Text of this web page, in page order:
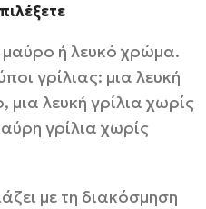
μαύρο ή λευκό χρώμα.
γρίλιας: μια λευκή
μια λευκή γρίλια χωρίς
γρίλια χωρίς
με τη διακόσμηση